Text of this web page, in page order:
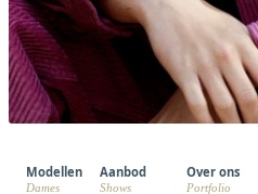
Modellen
Dames
Aanbod
Shows
Over ons
Portfolio